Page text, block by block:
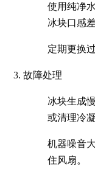
使用纯净
冰块口感
定期更换
故障处理
冰块生成
或清理冷
机器噪音
住风扇。